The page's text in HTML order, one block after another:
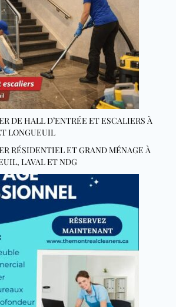
DE HALL D’ENTRÉE ET ESCALIERS À
LONGUEUIL
RÉSIDENTIEL ET GRAND MÉNAGE À
LAVAL ET NDG